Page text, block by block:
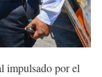
impulsado por el